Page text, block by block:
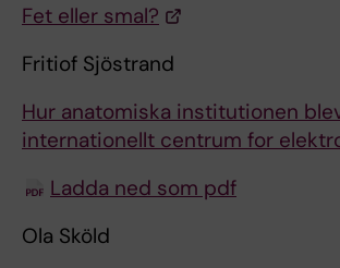
Fet eller smal?
Fritiof Sjöstrand
Hur anatomiska institutionen
internationellt centrum for
Ladda ned som pdf
Ola Sköld